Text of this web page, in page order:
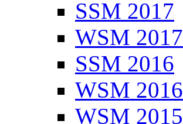
SSM 2017
WSM 2017
SSM 2016
WSM 2016
WSM 2015